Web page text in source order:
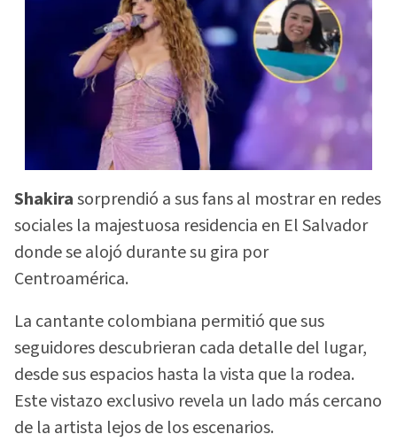
Shakirasorprendió a sus fans al mostrar en redes
sociales la majestuosa residencia en El Salvador
donde se alojó durante su gira por
Centroamérica.
La cantante colombiana permitió que sus
seguidores descubrieran cada detalle del lugar,
desde sus espacios hasta la vista que la rodea.
Este vistazo exclusivo revela un lado más cercano
de la artista lejos de los escenarios.